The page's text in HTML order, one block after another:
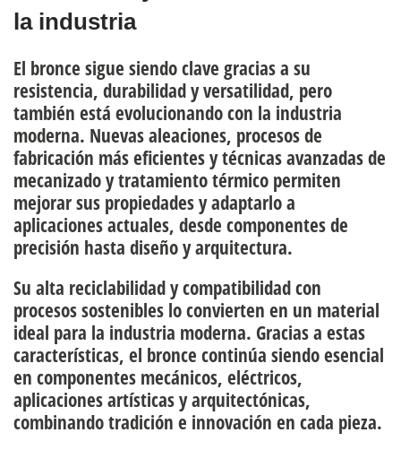
la industria
El bronce sigue siendo clave gracias a su
resistencia, durabilidad y versatilidad, pero
también está evolucionando con la industria
moderna. Nuevas aleaciones, procesos de
fabricación más eficientes y técnicas avanzadas de
mecanizado y tratamiento térmico permiten
mejorar sus propiedades y adaptarlo a
aplicaciones actuales, desde componentes de
precisión hasta diseño y arquitectura.
Su alta reciclabilidad y compatibilidad con
procesos sostenibles lo convierten en un material
ideal para la industria moderna. Gracias a estas
características, el bronce continúa siendo esencial
en componentes mecánicos, eléctricos,
aplicaciones artísticas y arquitectónicas,
combinando tradición e innovación en cada pieza.